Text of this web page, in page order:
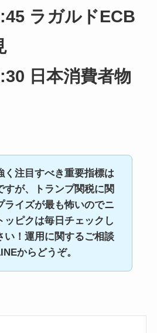
ラガルドECB
日本消費者物
く注目すべき重要指標は
すが、トランプ関税に関
ライズが最も怖いのでニ
ッピクは毎日チェックし
！ 運用に関するご相談
からどうぞ。